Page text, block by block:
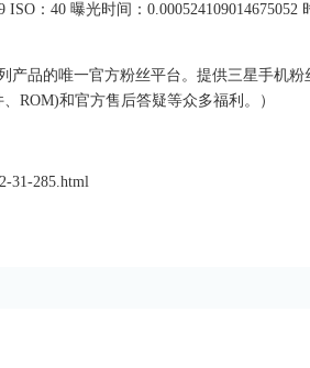
：40 曝光时间：0.000524109014675052
产品的唯一官方粉丝平台。提供三星手机粉
ROM)和官方售后答疑等众多福利。）
31-285.html